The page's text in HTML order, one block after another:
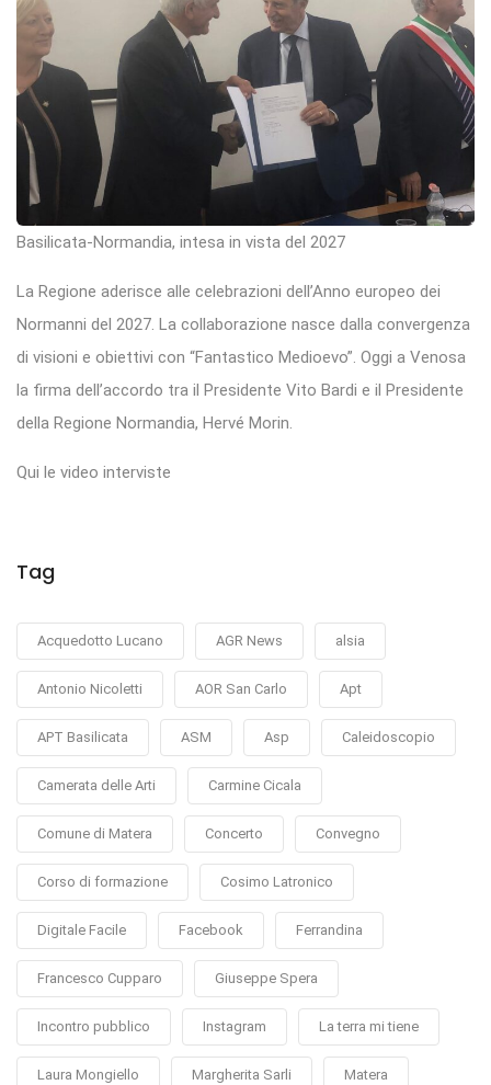
Basilicata-Normandia, intesa in vista del 2027
La Regione aderisce alle celebrazioni dell’Anno europeo dei
Normanni del 2027. La collaborazione nasce dalla convergenza
di visioni e obiettivi con “Fantastico Medioevo”. Oggi a Venosa
la firma dell’accordo tra il Presidente Vito Bardi e il Presidente
della Regione Normandia, Hervé Morin.
Qui le video interviste
Tag
Acquedotto Lucano AGR News alsia
Antonio Nicoletti AOR San Carlo Apt
APT Basilicata ASM Asp Caleidoscopio
Camerata delle Arti Carmine Cicala
Comune di Matera Concerto Convegno
Corso di formazione Cosimo Latronico
Digitale Facile Facebook Ferrandina
Francesco Cupparo Giuseppe Spera
Incontro pubblico Instagram La terra mi tiene
Laura Mongiello Margherita Sarli Matera